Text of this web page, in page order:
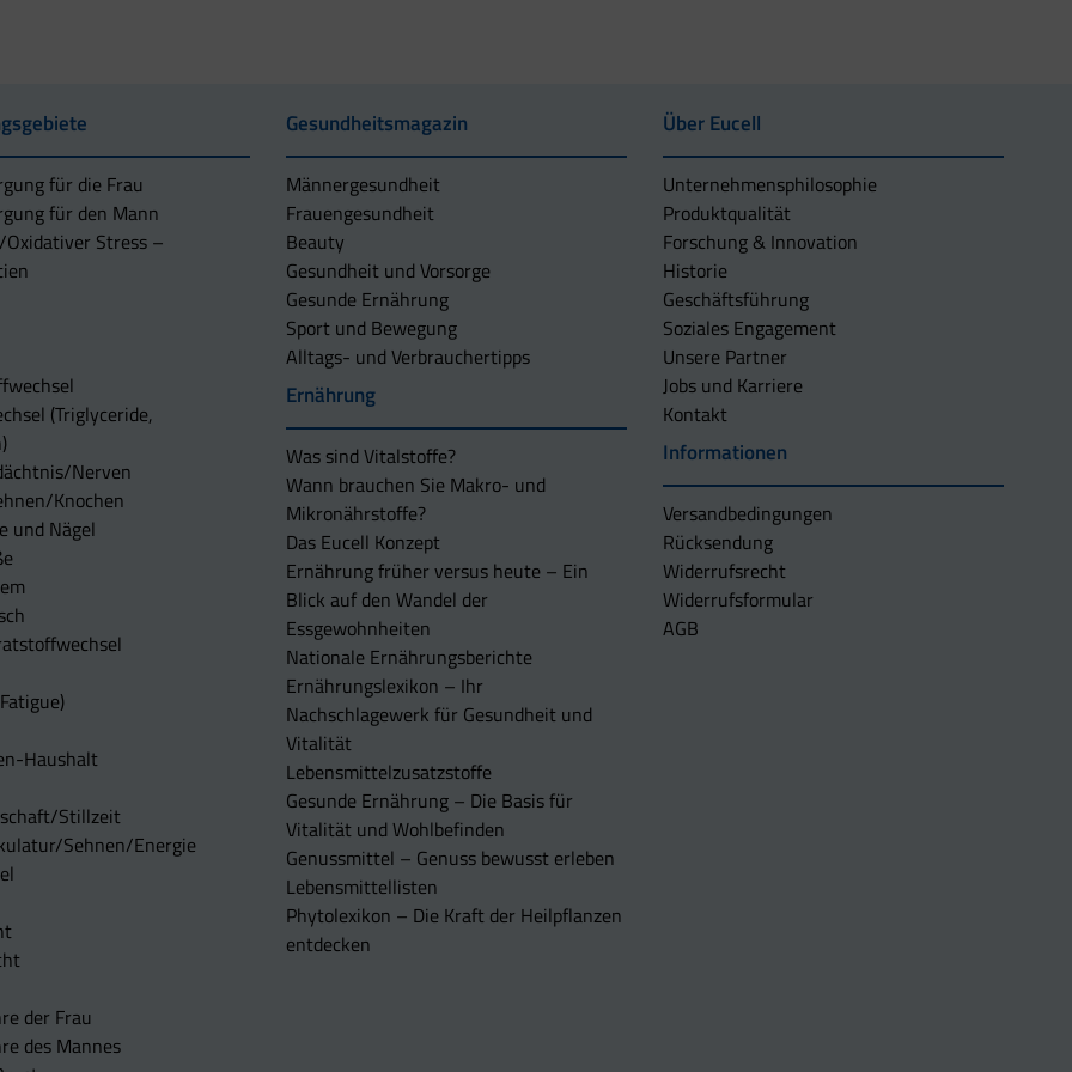
für die Frau
für den Mann
Stress –
(Triglyceride,
Nerven
Knochen
und Nägel
Haushalt
Stillzeit
Sehnen/Energie
der Frau
des Mannes
Gesundheitsmagazin
Männergesundheit
Frauengesundheit
Beauty
Gesundheit und Vorsorge
Gesunde Ernährung
Sport und Bewegung
Alltags- und Verbrauchertipps
Ernährung
Was sind Vitalstoffe?
Wann brauchen Sie Makro- und
Mikronährstoffe?
Das Eucell Konzept
Ernährung früher versus heute – Ein
Blick auf den Wandel der
Essgewohnheiten
Nationale Ernährungsberichte
Ernährungslexikon – Ihr
Nachschlagewerk für Gesundheit und
Vitalität
Lebensmittelzusatzstoffe
Gesunde Ernährung – Die Basis für
Vitalität und Wohlbefinden
Genussmittel – Genuss bewusst erleben
Lebensmittellisten
Phytolexikon – Die Kraft der Heilpflanzen
entdecken
Über Eucell
Unternehmens­philosophie
Produktqualität
Forschung & Innovation
Historie
Geschäftsführung
Soziales Engagement
Unsere Partner
Jobs und Karriere
Kontakt
Informationen
Versandbedingungen
Rücksendung
Widerrufsrecht
Widerrufsformular
AGB